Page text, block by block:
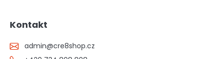
Kontakt
admin@cre8shop.cz